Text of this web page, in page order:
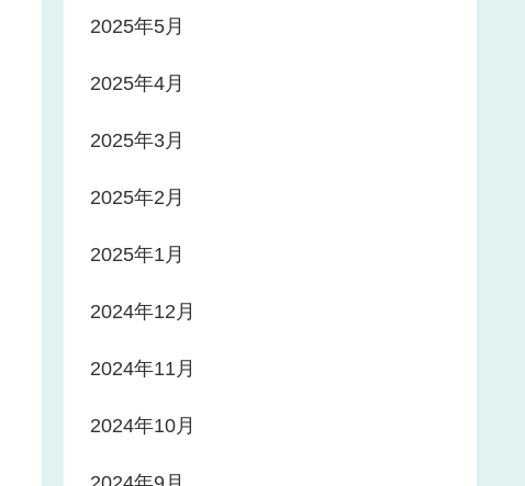
2025年5月
2025年4月
2025年3月
2025年2月
2025年1月
2024年12月
2024年11月
2024年10月